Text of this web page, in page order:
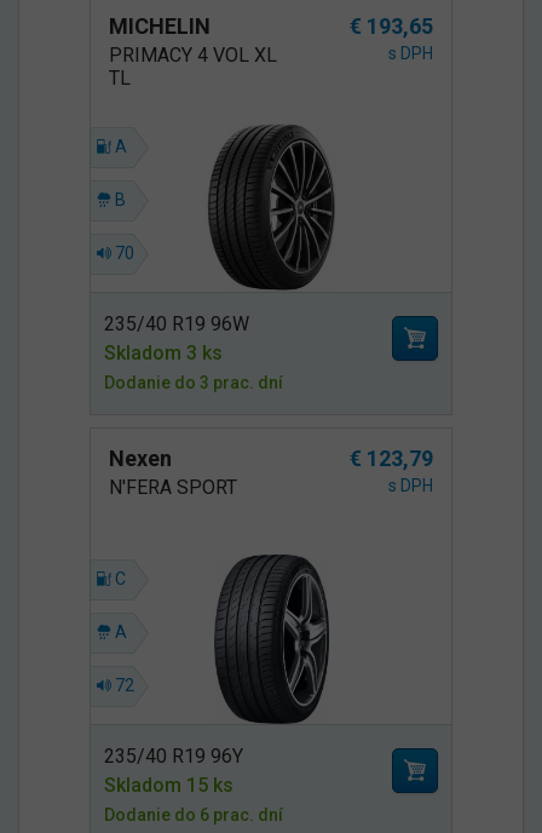
MICHELIN € 193,65
PRIMACY 4 VOL XL
TL
s DPH
A
B
70
235/40 R19 96W
Skladom 3 ks
Dodanie do 3 prac. dní
Nexen € 123,79
N'FERA SPORT s DPH
C
A
72
235/40 R19 96Y
Skladom 15 ks
Dodanie do 6 prac. dní